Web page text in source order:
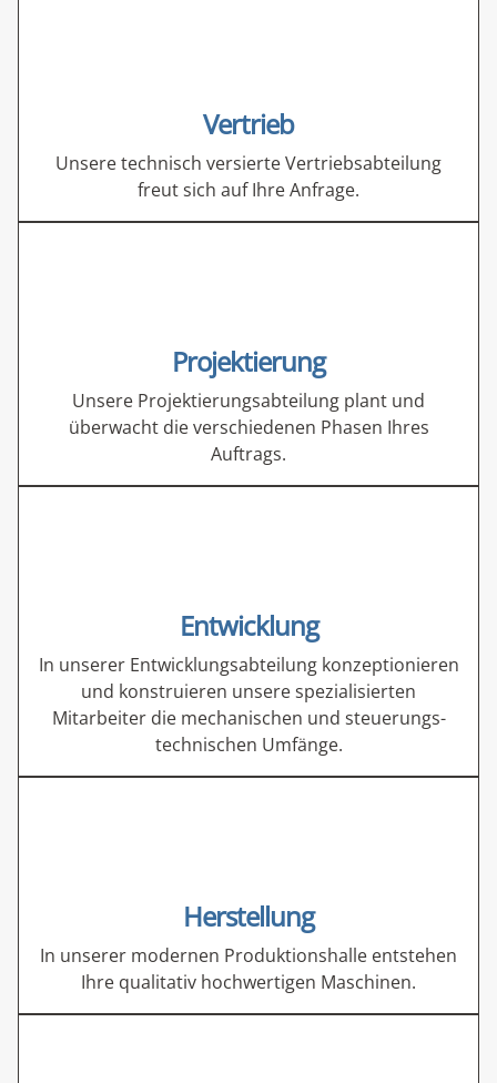
Vertrieb
Unsere technisch versierte Vertriebsabteilung
freut sich auf Ihre Anfrage.
Projektierung
Unsere Projektierungsabteilung plant und
überwacht die verschiedenen Phasen Ihres
Auftrags.
Entwicklung
In unserer Entwicklungsabteilung konzeptio­nieren
und konstruieren unsere spezialisierten
Mitarbeiter die mechanischen und steuerungs­
technischen Umfänge.
Herstellung
In unserer modernen Produktionshalle entstehen
Ihre qualitativ hoch­wertigen Maschinen.